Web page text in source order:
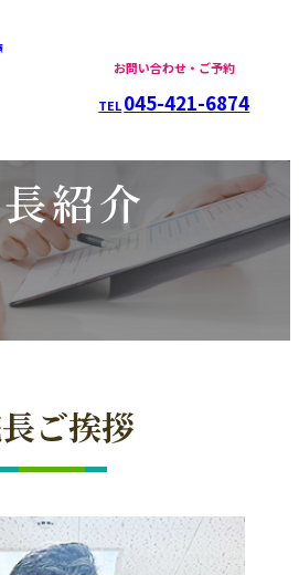
お問い合わせ・ご予約
TEL045-421-6874
紹介
ご挨拶